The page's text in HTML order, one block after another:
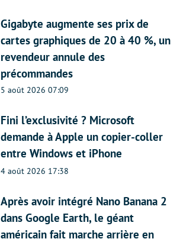
Gigabyte augmente ses prix de
cartes graphiques de 20 à 40 %, un
revendeur annule des
précommandes
5 août 2026 07:09
Fini l’exclusivité ? Microsoft
demande à Apple un copier-coller
entre Windows et iPhone
4 août 2026 17:38
Après avoir intégré Nano Banana 2
dans Google Earth, le géant
américain fait marche arrière en